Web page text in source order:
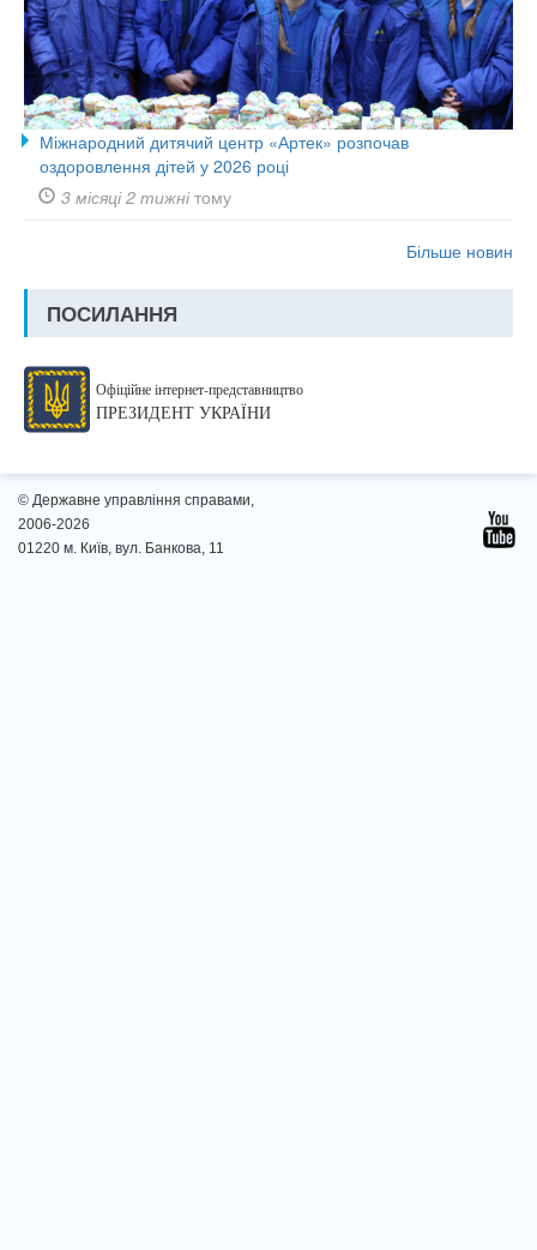
Міжнародний дитячий центр «Артек» розпочав
оздоровлення дітей у 2026 році
3 місяці 2 тижнітому
Більше новин
ПОСИЛАННЯ
Офіційне інтернет-представництво
ПРЕЗИДЕНТ УКРАЇНИ
© Державне управління справами,
2006-2026
01220 м. Київ, вул. Банкова, 11